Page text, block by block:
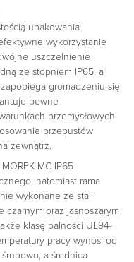
upakowania
wykorzystanie
uszczelnienie
ze stopniem IP65, a
gromadzeniu się
pewne
przemysłowych,
przepustów
zewnątrz.
MC IP65
natomiast rama
wykonane ze stali
czarnym oraz jasnoszarym
klasę palności UL94-
pracy wynosi od
a średnica